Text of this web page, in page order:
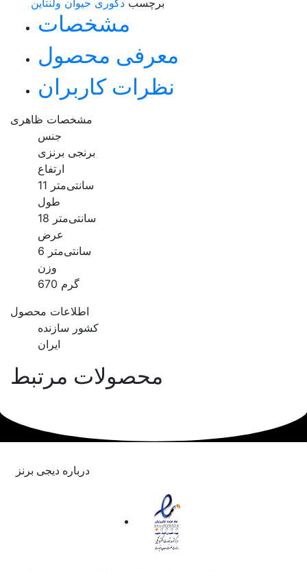
مشخصات
معرفی محصول
نظرات کاربران
مشخصات ظاهری
جنس
برنجی برنزی
ارتفاع
11 سانتی‌متر
طول
18 سانتی‌متر
عرض
6 سانتی‌متر
وزن
670 گرم
اطلاعات محصول
کشور سازنده
ایران
محصولات مرتبط
درباره دیجی برنز